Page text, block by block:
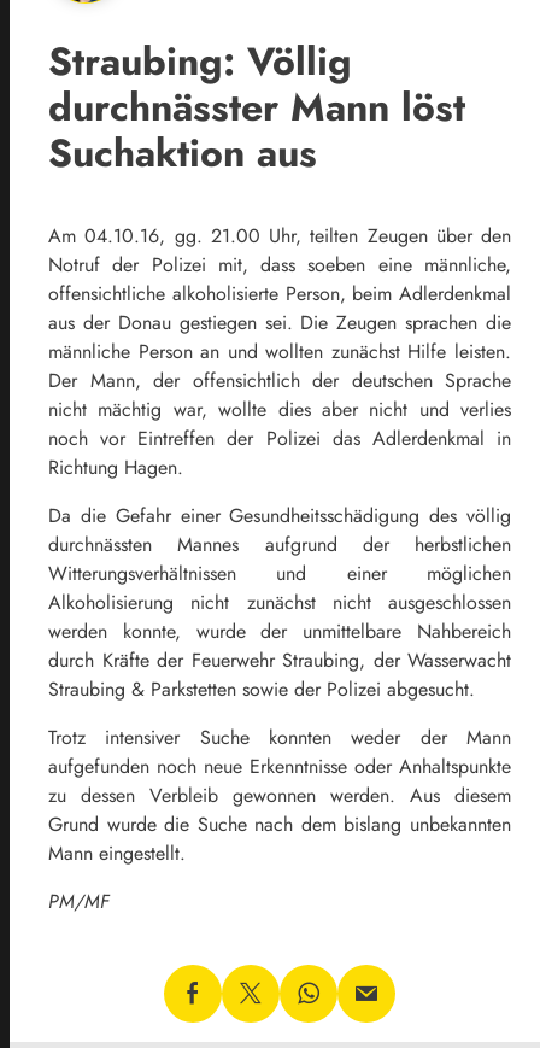
Straubing: Völlig
durchnässter Mann löst
Suchaktion aus
Am 04.10.16, gg. 21.00 Uhr, teilten Zeugen über den
Notruf der Polizei mit, dass soeben eine männliche,
offensichtliche alkoholisierte Person, beim Adlerdenkmal
aus der Donau gestiegen sei. Die Zeugen sprachen die
männliche Person an und wollten zunächst Hilfe leisten.
Der Mann, der offensichtlich der deutschen Sprache
nicht mächtig war, wollte dies aber nicht und verlies
noch vor Eintreffen der Polizei das Adlerdenkmal in
Richtung Hagen.
Da die Gefahr einer Gesundheitsschädigung des völlig
durchnässten Mannes aufgrund der herbstlichen
Witterungsverhältnissen und einer möglichen
Alkoholisierung nicht zunächst nicht ausgeschlossen
werden konnte, wurde der unmittelbare Nahbereich
durch Kräfte der Feuerwehr Straubing, der Wasserwacht
Straubing & Parkstetten sowie der Polizei abgesucht.
Trotz intensiver Suche konnten weder der Mann
aufgefunden noch neue Erkenntnisse oder Anhaltspunkte
zu dessen Verbleib gewonnen werden. Aus diesem
Grund wurde die Suche nach dem bislang unbekannten
Mann eingestellt.
PM/MF